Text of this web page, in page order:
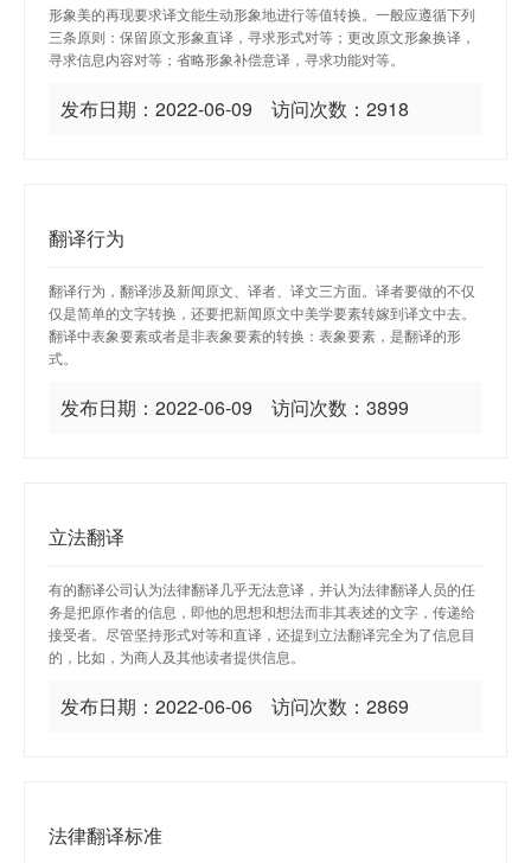
形象美的再现要求译文能生动形象地进行等值转换。一般应遵循下列
三条原则：保留原文形象直译，寻求形式对等；更改原文形象换译，
寻求信息内容对等；省略形象补偿意译，寻求功能对等。
发布日期：2022-06-09 访问次数：2918
翻译行为
翻译行为，翻译涉及新闻原文、译者、译文三方面。译者要做的不仅
仅是简单的文字转换，还要把新闻原文中美学要素转嫁到译文中去。
翻译中表象要素或者是非表象要素的转换：表象要素，是翻译的形
式。
发布日期：2022-06-09 访问次数：3899
立法翻译
有的翻译公司认为法律翻译几乎无法意译，并认为法律翻译人员的任
务是把原作者的信息，即他的思想和想法而非其表述的文字，传递给
接受者。尽管坚持形式对等和直译，还提到立法翻译完全为了信息目
的，比如，为商人及其他读者提供信息。
发布日期：2022-06-06 访问次数：2869
法律翻译标准